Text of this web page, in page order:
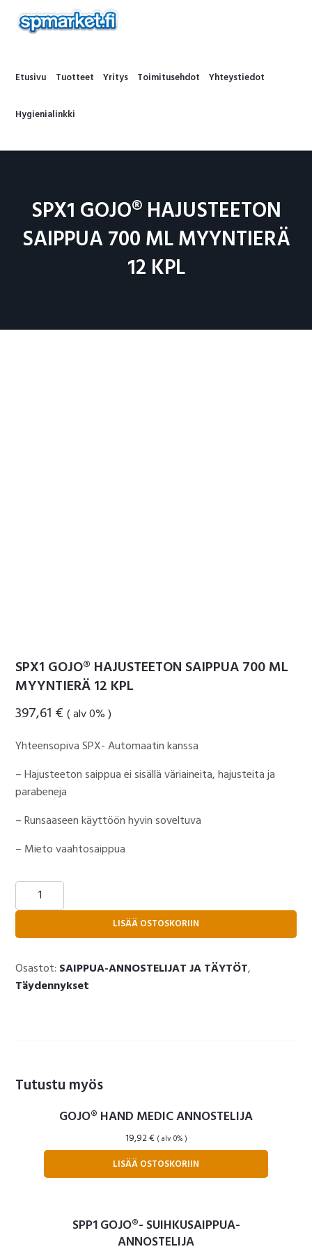
ensisijaiseen
pääsisältöön
ensisijaiseen
alatunnisteeseen
Etusivu Tuotteet Yritys Toimitusehdot Yhteystiedot
Hygienialinkki
SPX1 GOJO® HAJUSTEETON
SAIPPUA 700 ML MYYNTIERÄ
12 KPL
SPX1 GOJO® HAJUSTEETON SAIPPUA 700 ML
MYYNTIERÄ 12 KPL
397,61 € ( alv 0% )
Yhteensopiva SPX- Automaatin kanssa
– Hajusteeton saippua ei sisällä väriaineita, hajusteita ja
parabeneja
– Runsaaseen käyttöön hyvin soveltuva
– Mieto vaahtosaippua
SPX1
GOJO®
SAIPPUA
ML
MYYNTIERÄ
LISÄÄ OSTOSKORIIN
Osastot: SAIPPUA-ANNOSTELIJAT JA TÄYTÖT,
Täydennykset
Tutustu myös
GOJO® HAND MEDIC ANNOSTELIJA
19,92€ ( alv 0% )
LISÄÄ OSTOSKORIIN
SPP1 GOJO®- SUIHKUSAIPPUA-
ANNOSTELIJA